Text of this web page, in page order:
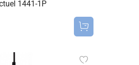
1441-1P